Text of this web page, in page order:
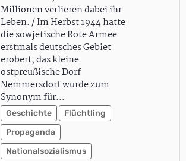
Millionen verlieren dabei ihr
Leben. / Im Herbst 1944 hatte
die sowjetische Rote Armee
erstmals deutsches Gebiet
erobert, das kleine
ostpreußische Dorf
Nemmersdorf wurde zum
Synonym für…
Geschichte
Flüchtling
Propaganda
Nationalsozialismus